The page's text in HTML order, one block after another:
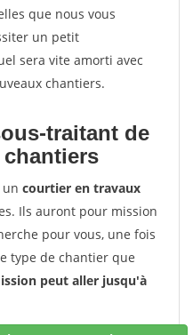
que nous vous
un petit
sera vite amorti avec
chantiers.
traitant de
un courtier en travaux
Ils auront pour mission
pour vous, une fois
type de chantier que
peut aller jusqu'à